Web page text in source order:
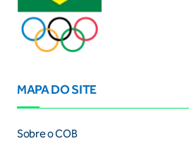
MAPA DO SITE
Sobre o COB